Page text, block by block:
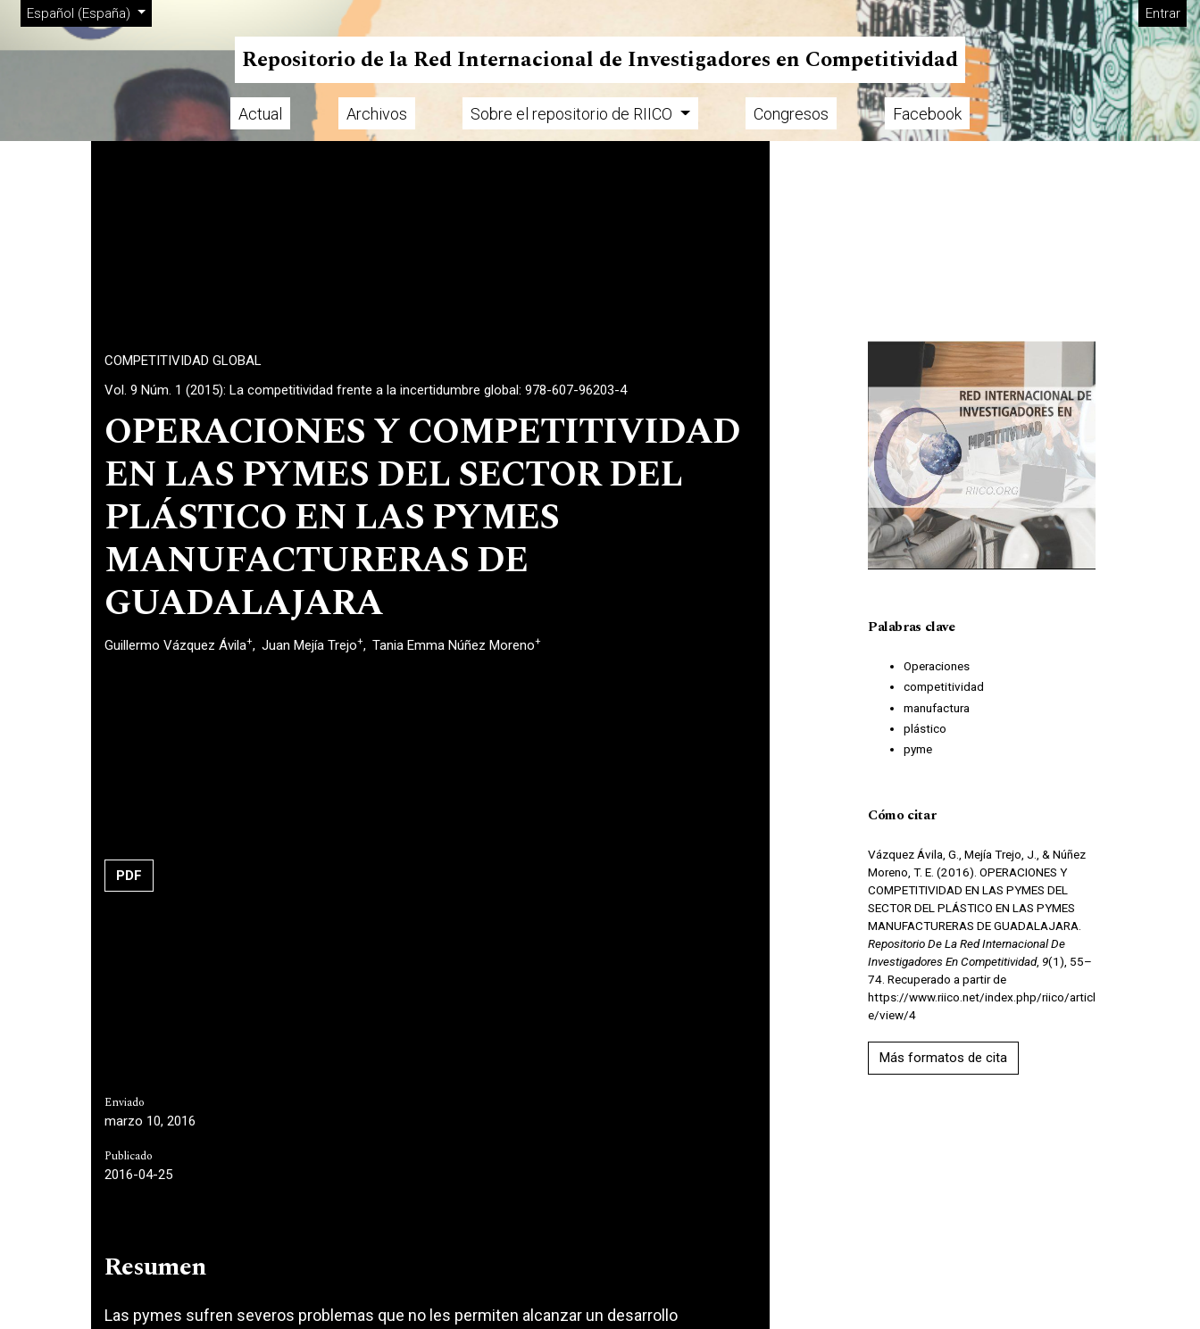
Ir al menú de navegación principal
Ir al contenido principal
Ir al pie de página del sitio
Cambiar el idioma. El actual es:
Español (España)
Menú de administración Entrar
Repositorio de la Red Internacional de Investigadores en Competitividad
Menú principal Actual Archivos Sobre el repositorio de RIICO Congresos Facebook
COMPETITIVIDAD GLOBAL
Vol. 9 Núm. 1 (2015): La competitividad frente a la incertidumbre global: 978-607-96203-4
OPERACIONES Y COMPETITIVIDAD
EN LAS PYMES DEL SECTOR DEL
PLÁSTICO EN LAS PYMES
MANUFACTURERAS DE
GUADALAJARA
Guillermo Vázquez Ávila+ Juan Mejía Trejo+ Tania Emma Núñez Moreno+
PDF
Enviado
marzo 10, 2016
Publicado
2016-04-25
Resumen
Las pymes sufren severos problemas que no les permiten alcanzar un desarrollo
Imagen de portada
Palabras clave
Operaciones
competitividad
manufactura
plástico
pyme
Cómo citar
Vázquez Ávila, G., Mejía Trejo, J., & Núñez
Moreno, T. E. (2016). OPERACIONES Y
COMPETITIVIDAD EN LAS PYMES DEL
SECTOR DEL PLÁSTICO EN LAS PYMES
MANUFACTURERAS DE GUADALAJARA.
Repositorio De La Red Internacional De
Investigadores En Competitividad, 9(1), 55–
74. Recuperado a partir de
https://www.riico.net/index.php/riico/articl
e/view/4
Más formatos de cita